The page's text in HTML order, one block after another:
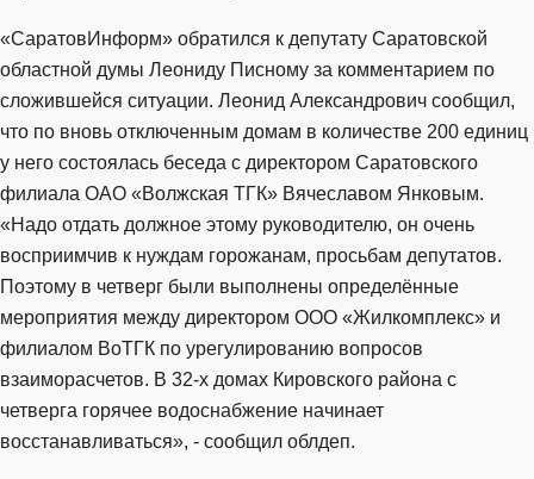
«СаратовИнформ» обратился к депутату Саратовской
областной думы Леониду Писному за комментарием по
сложившейся ситуации. Леонид Александрович сообщил,
что по вновь отключенным домам в количестве 200 единиц
у него состоялась беседа с директором Саратовского
филиала ОАО «Волжская ТГК» Вячеславом Янковым.
«Надо отдать должное этому руководителю, он очень
восприимчив к нуждам горожанам, просьбам депутатов.
Поэтому в четверг были выполнены определённые
мероприятия между директором ООО «Жилкомплекс» и
филиалом ВоТГК по урегулированию вопросов
взаиморасчетов. В 32-х домах Кировского района с
четверга горячее водоснабжение начинает
восстанавливаться», - сообщил облдеп.